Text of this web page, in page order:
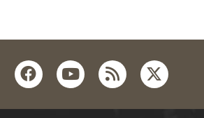
facebookyoutube
rss twitter